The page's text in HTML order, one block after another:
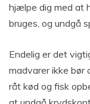
hjælpe dig med at
bruges, og undgå
Endelig er det
madvarer ikke bør
råt kød og fisk